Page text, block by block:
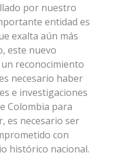
por nuestro
entidad es
exalta aún más
este nuevo
reconocimiento
necesario haber
e investigaciones
Colombia para
es necesario ser
con
histórico nacional.